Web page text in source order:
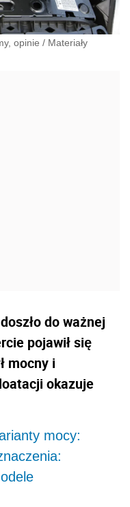
opinie / Materiały
do ważnej
pojawił się
mocny i
okazuje
mocy: